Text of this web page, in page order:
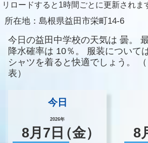
リロードすると1時間ごとに更新されま
所在地： 島根県益田市栄町14-6
今日の益田中学校の天気は 曇。
降水確率は 10％。 服装については
シャツを着ると快適でしょう。
（
表）
今日
2026年
8月 7 日（金） 8